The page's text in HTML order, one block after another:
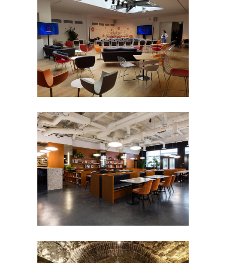
THE BUREAU
- 50 pers 100 à 200 pers 50 à 100
pers 8e arrondissement Défilé Petit
format Séminaire et
assemblée Shooting photo Tournage
MUSÉE DU VIN
arrondissement 50 à 100
pers Caves congrés et